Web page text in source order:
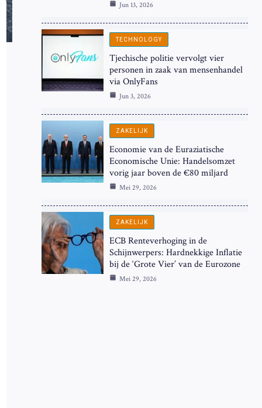
Jun 13, 2026
TECHNOLOGY
Tjechische politie vervolgt vier
personen in zaak van mensenhandel
via OnlyFans
Jun 3, 2026
ZAKELIJK
Economie van de Euraziatische
Economische Unie: Handelsomzet
vorig jaar boven de €80 miljard
Mei 29, 2026
ZAKELIJK
ECB Renteverhoging in de
Schijnwerpers: Hardnekkige Inflatie
bij de ‘Grote Vier’ van de Eurozone
Mei 29, 2026